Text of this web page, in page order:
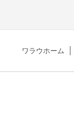
ワラウホーム